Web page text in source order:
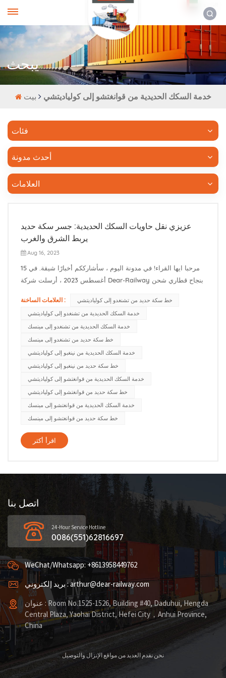
يبحث
خدمة السكك الحديدية من قوانغتشو إلى كولياديتشي
فئات
أحدث مدونة
العلامات
عزيزي نقل حاويات السكك الحديدية: جسر سكة حديد
يربط الشرق والغرب
Aug 16, 2023
مرحبا ايها القراء! في مدونة اليوم ، سأشارككم أخبارًا شيقة. في 15
أغسطس 2023 ، أرسلت شركة Dear-Railway بنجاح قطاري شحن
من مينسك ، عاصمة بيلاروسيا. يمثل هذا العمل الفذ خطوة مهمة
العلامات الساخنة :
خط سكة حديد من تشنغدو إلى كولياديتشي
خدمة السكك الحديدية من تشنغدو إلى كولياديتشي
خدمة السكك الحديدية من تشنغدو إلى مينسك
خط سكة حديد من تشنغدو إلى مينسك
خدمة السكك الحديدية من نينغبو إلى كولياديتشي
خط سكة حديد من نينغبو إلى كولياديتشي
خدمة السكك الحديدية من قوانغتشو إلى كولياديتشي
خط سكة حديد من قوانغتشو إلى كولياديتشي
خدمة السكك الحديدية من قوانغتشو إلى مينسك
خط سكة حديد من قوانغتشو إلى مينسك
اقرأ أكثر
اتصل بنا
24-Hour Service Hotline
0086(551)62816697
WeChat/Whatsapp: +8613958449762
بريد إلكتروني : arthur@dear-railway.com
عنوان : Room No.1525-1526, Building #40, Daduhui, Hengda
Central Plaza, Yaohai District, Hefei City，Anhui Province,
China
نحن نقدم العديد من مواقع الإنزال والتوصيل